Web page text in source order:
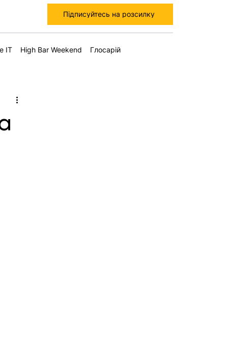
Підписуйтесь на розсилку
IT High Bar Weekend Глосарій